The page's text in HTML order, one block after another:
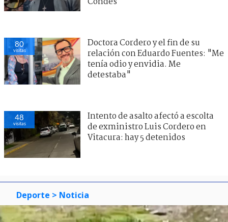
80
visitas
Doctora Cordero y el fin de su
relación con Eduardo Fuentes: "Me
tenía odio y envidia. Me
detestaba"
48
visitas
Intento de asalto afectó a escolta
de exministro Luis Cordero en
Vitacura: hay 5 detenidos
Deporte > Noticia